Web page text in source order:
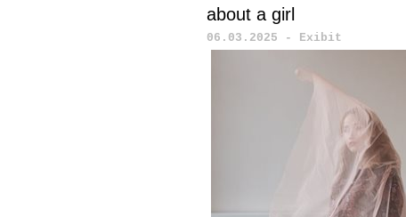
about a girl
06.03.2025 - Exibit